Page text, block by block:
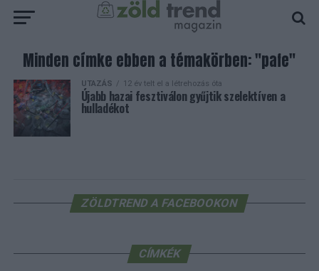
Minden címke ebben a témakörben: "pafe"
UTAZÁS 12 év telt el a létrehozás óta
Újabb hazai fesztiválon gyűjtik szelektíven a
hulladékot
ZÖLDTREND A FACEBOOKON
CÍMKÉK